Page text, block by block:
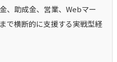
、助成金、営業、Webマー
で横断的に支援する実戦型経